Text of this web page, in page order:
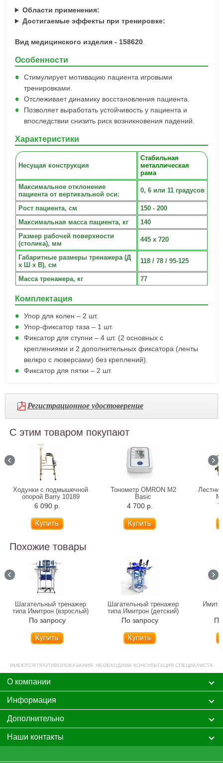
Области применения:
Достигаемые эффекты при тренировке:
Вид медицинского изделия - 158620.
Особенности
Стимулирует мотивацию пациента игровыми
тренировками.
Отслеживает динамику восстановления пациента.
Позволяет выработать устойчивость у пациента и
впоследствии снизить риск возникновения падений.
Характеристики
Несущая конструкция
Стабильная
металлическая
рама
Максимальное отклонение
пациента от вертикальной оси:
0, 6 или 11 градусов
Рост пациента, см
150 - 200
Максимальная масса пациента, кг
140
Размер рабочей поверхности
(столика), мм
445 х 720
Габаритные размеры тренажера (Д
х Ш х В), см
118 / 78 / 95-125
Масса тренажера, кг 77
Комплектация
Упор для колен – 2 шт.
Упор-фиксатор таза – 1 шт.
Фиксатор для ступни – 4 шт. (2 основных с
креплениями и 2 дополнительных фиксатора (ленты
велкро с люверсами) без креплений).
Фиксатор для пятки – 2 шт.
Регистрационное удостоверение
С этим товаром покупают
Ходунки с подмышечной
опорой Barry 10189
6 090 р.
Тонометр OMRON M2
Basic
4 700 р.
Похожие товары
Шагательный тренажер
типа Имитрон (взрослый)
По запросу
Купить
Шагательный тренажер
типа Имитрон (детский)
По запросу
Купить
ИМЕЮТСЯ ПРОТИВОПОКАЗАНИЯ. НЕОБХОДИМА КОНСУЛЬТАЦИЯ СПЕЦИАЛИСТА
О компании
Информация
Дополнительно
Наши контакты